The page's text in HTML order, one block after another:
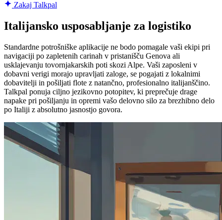
Zakaj Talkpal
Italijansko usposabljanje za logistiko
Standardne potrošniške aplikacije ne bodo pomagale vaši ekipi pri
navigaciji po zapletenih carinah v pristanišču Genova ali
usklajevanju tovornjakarskih poti skozi Alpe. Vaši zaposleni v
dobavni verigi morajo upravljati zaloge, se pogajati z lokalnimi
dobavitelji in pošiljati flote z natančno, profesionalno italijanščino.
Talkpal ponuja ciljno jezikovno potopitev, ki preprečuje drage
napake pri pošiljanju in opremi vašo delovno silo za brezhibno delo
po Italiji z absolutno jasnostjo govora.